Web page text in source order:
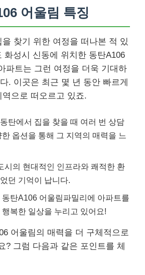
어울림 특징
찾기 위한 여정을 떠나본 적 있
화성시 신동에 위치한 동탄A106
파트는 그런 여정을 더욱 기대하
. 이곳은 최근 몇 년 동안 빠르게
으로 떠오르고 있죠.
탄에서 집을 찾을 때 여러 번 상담
옵션을 통해 그 지역의 매력을 느
시의 현대적인 인프라와 쾌적한 환
던 기억이 납니다.
탄A106 어울림파밀리에 아파트를
복한 일상을 누리고 있어요!
어울림의 매력을 더 구체적으로
? 그럼 다음과 같은 포인트를 체